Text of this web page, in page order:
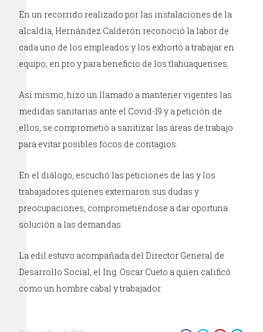
En un recorrido realizado por las instalaciones de la
alcaldía, Hernández Calderón reconoció la labor de
cada uno de los empleados y los exhortó a trabajar en
equipo, en pro y para beneficio de los tlahuaquenses.
Así mismo, hizo un llamado a mantener vigentes las
medidas sanitarias ante el Covid-19 y a petición de
ellos, se comprometió a sanitizar las áreas de trabajo
para evitar posibles focos de contagios.
En el diálogo, escuchó las peticiones de las y los
trabajadores quienes externaron sus dudas y
preocupaciones, comprometiéndose a dar oportuna
solución a las demandas.
La edil estuvo acompañada del Director General de
Desarrollo Social, el Ing. Oscar Cueto a quien calificó
como un hombre cabal y trabajador.